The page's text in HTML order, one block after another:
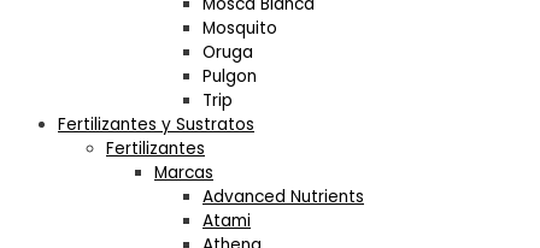
Mosca Blanca
Mosquito
Oruga
Pulgon
Trip
Fertilizantes y Sustratos
Fertilizantes
Marcas
Advanced Nutrients
Atami